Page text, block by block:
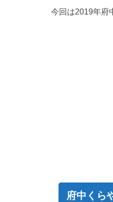
今回は2019年府
府中くら